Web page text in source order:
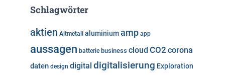
g
r
i
n
Schlagwörter
aktien Altmetall aluminiumamp app
aussagen batterie business cloud CO2 corona
daten design digital digitalisierung Exploration